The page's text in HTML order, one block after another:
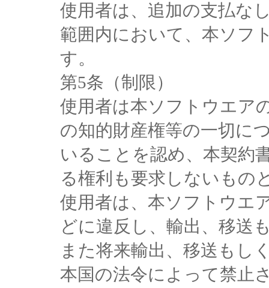
使用者は、追加の支払な
範囲内において、本ソフ
す。
第5条（制限）
使用者は本ソフトウエア
の知的財産権等の一切に
いることを認め、本契約
る権利も要求しないもの
使用者は、本ソフトウエ
どに違反し、輸出、移送
また将来輸出、移送もし
本国の法令によって禁止